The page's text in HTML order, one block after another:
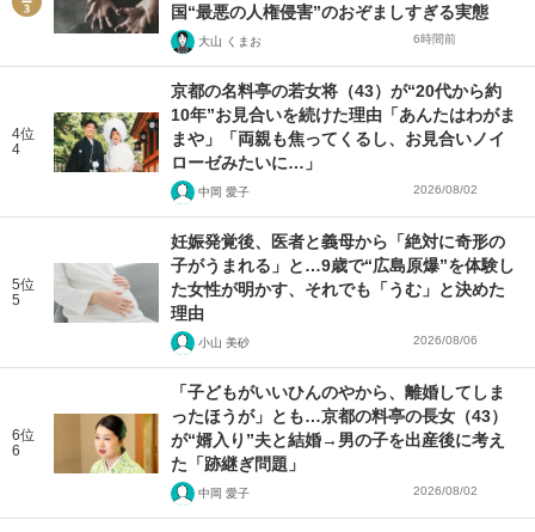
国“最悪の人権侵害”のおぞましすぎる実態
大山 くまお 6時間前
4位
4
京都の名料亭の若女将（43）が“20代から約
10年”お見合いを続けた理由「あんたはわがま
まや」「両親も焦ってくるし、お見合いノイ
ローゼみたいに…」
中岡 愛子 2026/08/02
5位
5
妊娠発覚後、医者と義母から「絶対に奇形の
子がうまれる」と…9歳で“広島原爆”を体験し
た女性が明かす、それでも「うむ」と決めた
理由
小山 美砂 2026/08/06
6位
6
「子どもがいいひんのやから、離婚してしま
ったほうが」とも…京都の料亭の長女（43）
が“婿入り”夫と結婚→男の子を出産後に考え
た「跡継ぎ問題」
中岡 愛子 2026/08/02